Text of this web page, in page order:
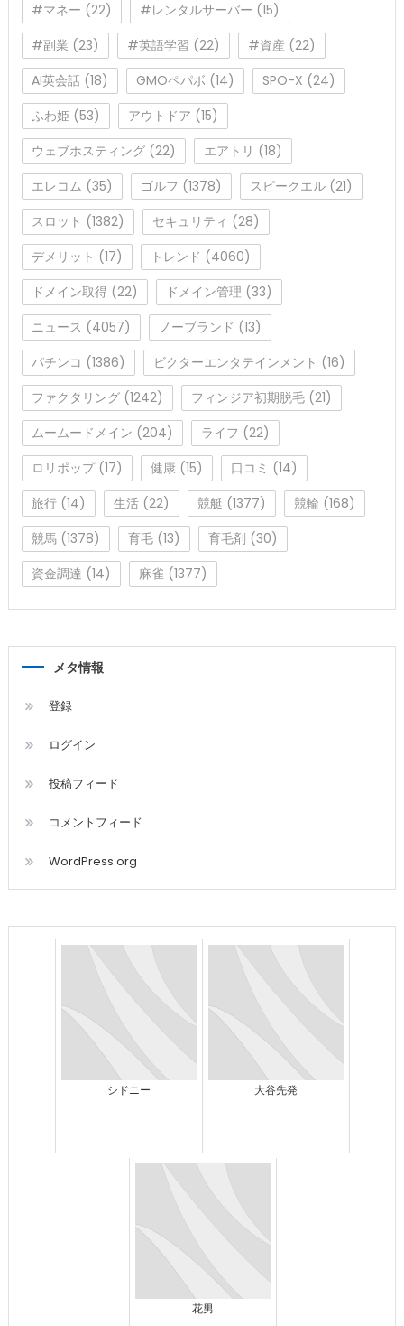
#マネー (22) #レンタルサーバー (15)
#副業 (23) #英語学習 (22) #資産 (22)
AI英会話(18) GMOペパボ (14) SPO-X (24)
ふわ姫(53) アウトドア (15)
ウェブホスティング(22) エアトリ (18)
エレコム (35) ゴルフ (1378) スピークエル(21)
スロット (1382) セキュリティ (28)
デメリット (17) トレンド (4060)
ドメイン取得(22) ドメイン管理(33)
ニュース (4057) ノーブランド (13)
パチンコ (1386) ビクターエンタテインメント (16)
ファクタリング(1242) フィンジア初期脱毛(21)
ムームードメイン (204) ライフ (22)
ロリポップ(17) 健康(15) 口コミ (14)
旅行(14) 生活(22) 競艇 (1377) 競輪 (168)
競馬(1378) 育毛(13) 育毛剤 (30)
資金調達 (14) 麻雀(1377)
メタ情報
登録
ログイン
投稿フィード
コメントフィード
WordPress.org
シドニー 大谷先発
花男